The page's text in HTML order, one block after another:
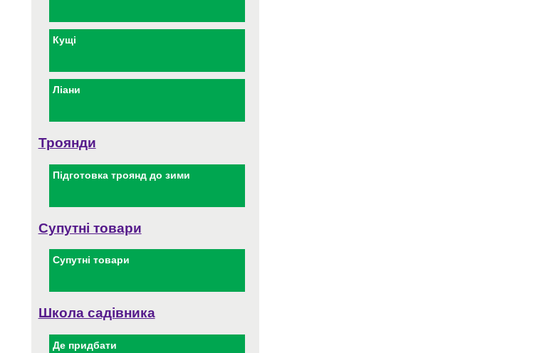
Кущі
Ліани
Троянди
Підготовка троянд до зими
Супутні товари
Супутні товари
Школа садівника
Де придбати